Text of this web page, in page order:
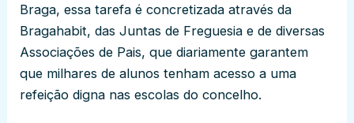
Braga, essa tarefa é concretizada através da
Bragahabit, das Juntas de Freguesia e de diversas
Associações de Pais, que diariamente garantem
que milhares de alunos tenham acesso a uma
refeição digna nas escolas do concelho.